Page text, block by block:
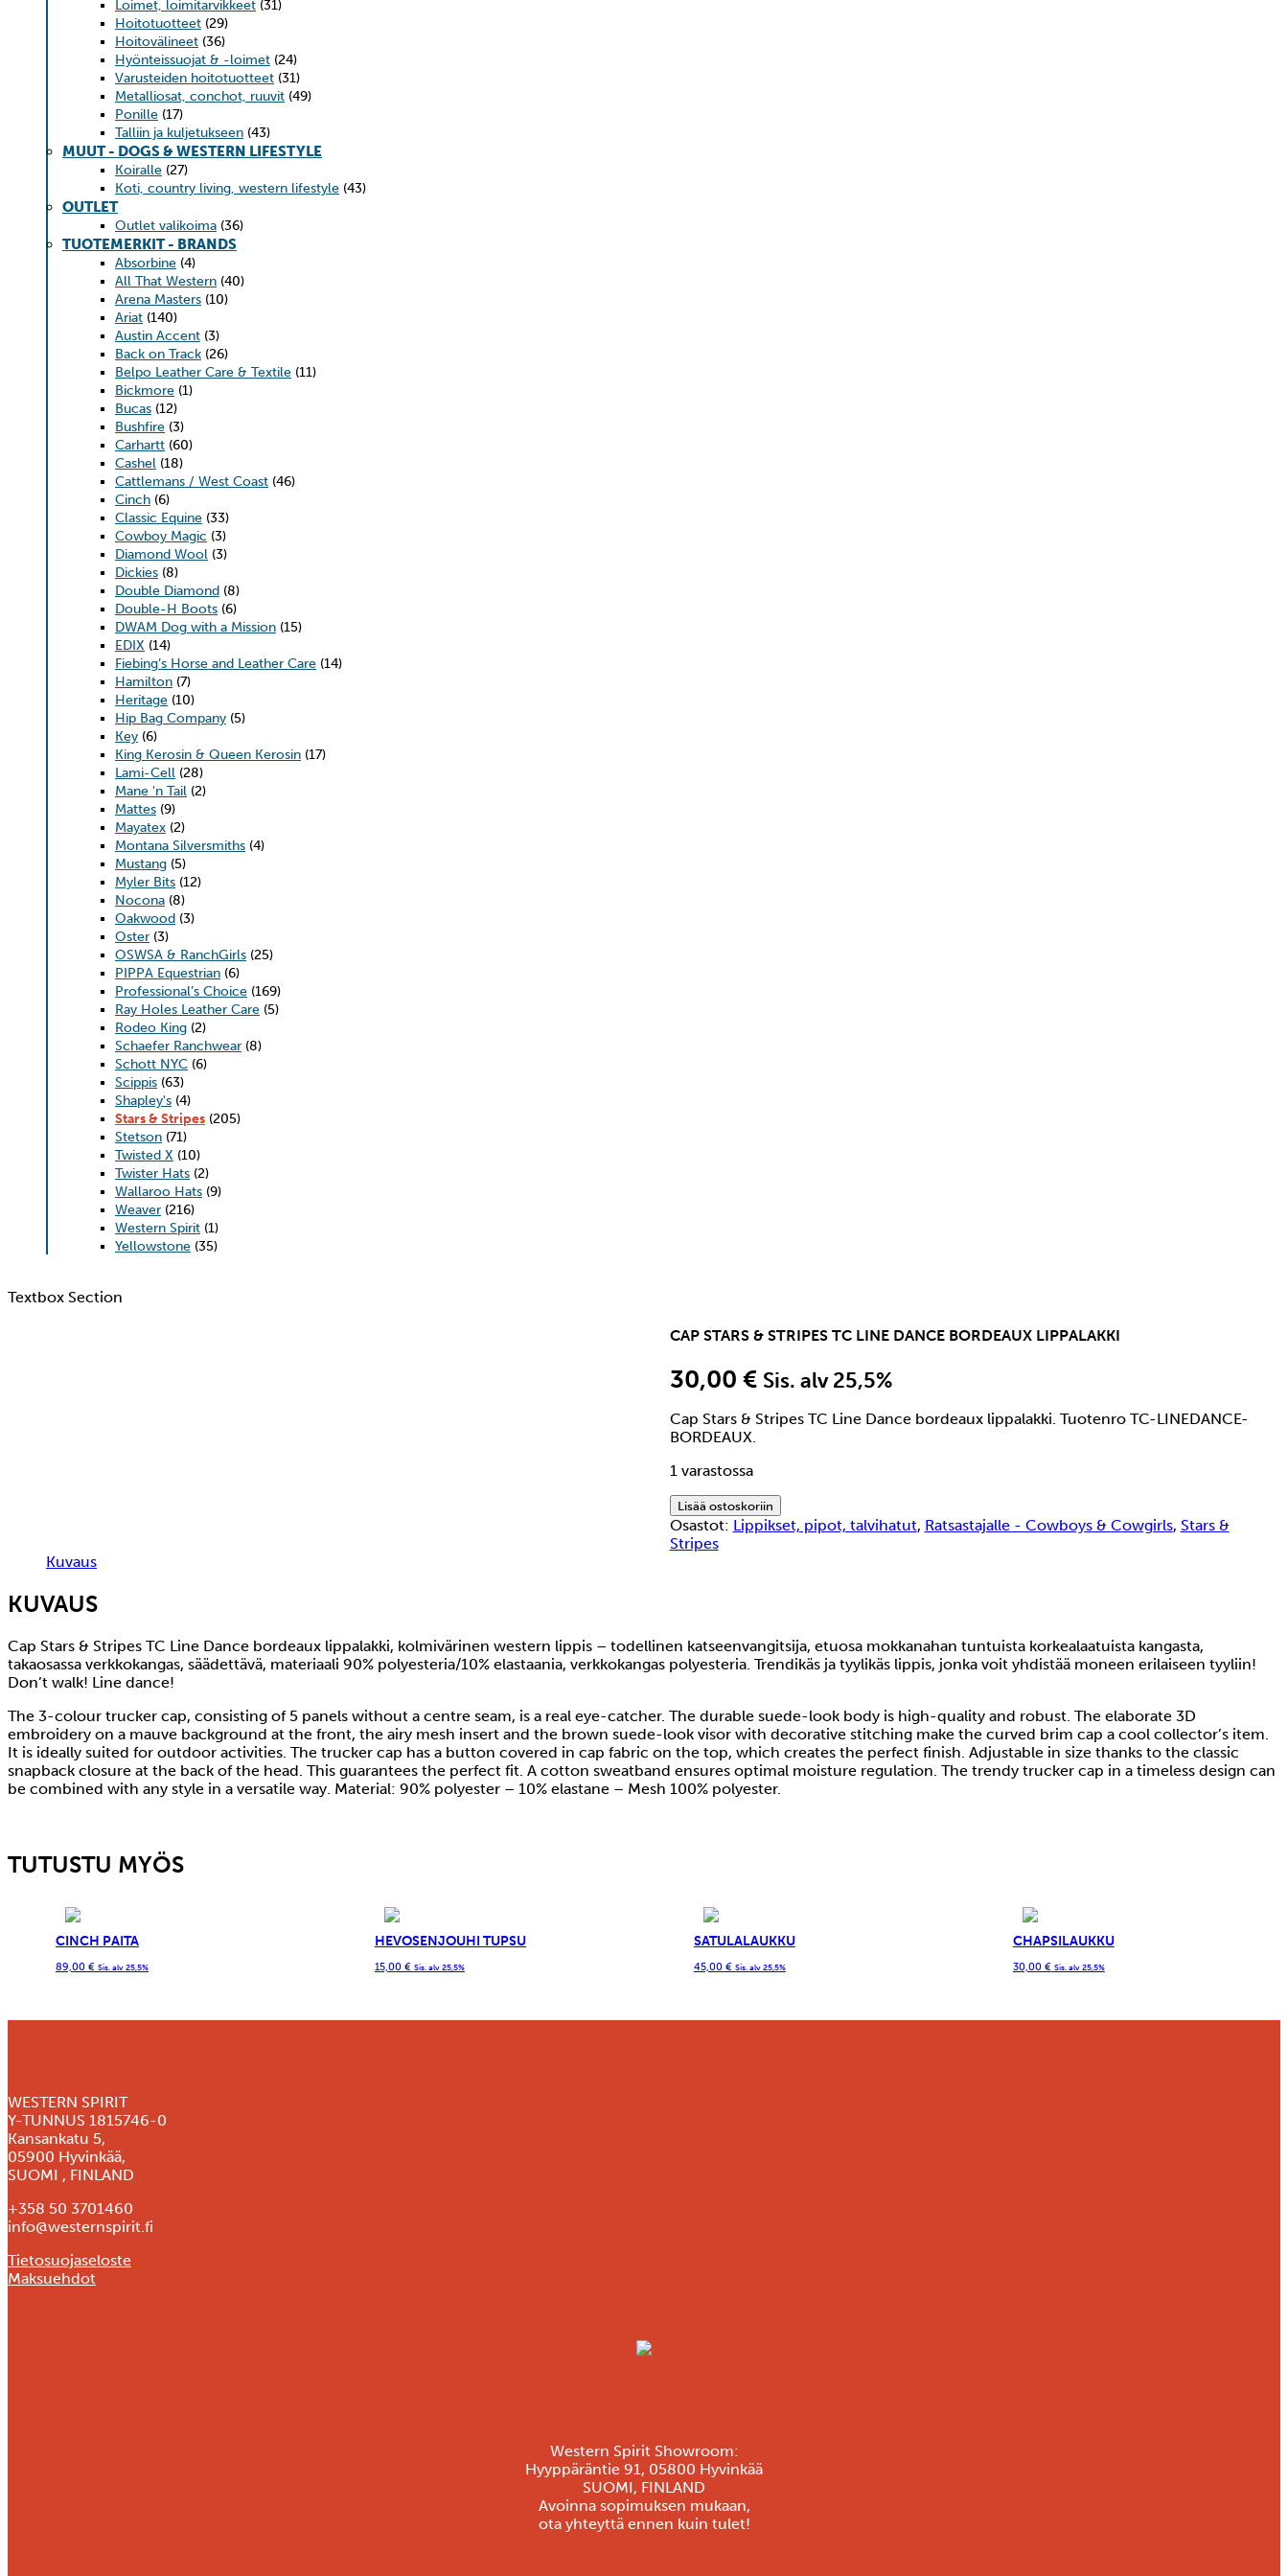
Loimet, loimitarvikkeet (31)
Hoitotuotteet (29)
Hoitovälineet (36)
Hyönteissuojat & -loimet (24)
Varusteiden hoitotuotteet (31)
Metalliosat, conchot, ruuvit (49)
Ponille (17)
Talliin ja kuljetukseen (43)
MUUT - DOGS & WESTERN LIFESTYLE
Koiralle (27)
Koti, country living, western lifestyle (43)
OUTLET
Outlet valikoima (36)
TUOTEMERKIT - BRANDS
Absorbine (4)
All That Western (40)
Arena Masters (10)
Ariat (140)
Austin Accent (3)
Back on Track (26)
Belpo Leather Care & Textile (11)
Bickmore (1)
Bucas (12)
Bushfire (3)
Carhartt (60)
Cashel (18)
Cattlemans / West Coast (46)
Cinch (6)
Classic Equine (33)
Cowboy Magic (3)
Diamond Wool (3)
Dickies (8)
Double Diamond (8)
Double-H Boots (6)
DWAM Dog with a Mission (15)
EDIX (14)
Fiebing’s Horse and Leather Care (14)
Hamilton (7)
Heritage (10)
Hip Bag Company (5)
Key (6)
King Kerosin & Queen Kerosin (17)
Lami-Cell (28)
Mane 'n Tail (2)
Mattes (9)
Mayatex (2)
Montana Silversmiths (4)
Mustang (5)
Myler Bits (12)
Nocona (8)
Oakwood (3)
Oster (3)
OSWSA & RanchGirls (25)
PIPPA Equestrian (6)
Professional’s Choice (169)
Ray Holes Leather Care (5)
Rodeo King (2)
Schaefer Ranchwear (8)
Schott NYC (6)
Scippis (63)
Shapley's (4)
Stars & Stripes (205)
Stetson (71)
Twisted X (10)
Twister Hats (2)
Wallaroo Hats (9)
Weaver (216)
Western Spirit (1)
Yellowstone (35)
Textbox Section
CAP STARS & STRIPES TC LINE DANCE BORDEAUX LIPPALAKKI
30,00 € Sis. alv 25,5%
Cap Stars & Stripes TC Line Dance bordeaux lippalakki. Tuotenro TC-LINEDANCE-
BORDEAUX.
1 varastossa
Cap
Stars
&
Stripes
lippalakki
määrä
Lisää ostoskoriin
Osastot: Lippikset, pipot, talvihatut, Ratsastajalle - Cowboys & Cowgirls, Stars &
Stripes
Kuvaus
KUVAUS
Cap Stars & Stripes TC Line Dance bordeaux lippalakki, kolmivärinen western lippis – todellinen katseenvangitsija, etuosa mokkanahan tuntuista korkealaatuista kangasta,
takaosassa verkkokangas, säädettävä, materiaali 90% polyesteria/10% elastaania, verkkokangas polyesteria. Trendikäs ja tyylikäs lippis, jonka voit yhdistää moneen erilaiseen tyyliin!
Don’t walk! Line dance!
The 3-colour trucker cap, consisting of 5 panels without a centre seam, is a real eye-catcher. The durable suede-look body is high-quality and robust. The elaborate 3D
embroidery on a mauve background at the front, the airy mesh insert and the brown suede-look visor with decorative stitching make the curved brim cap a cool collector’s item.
It is ideally suited for outdoor activities. The trucker cap has a button covered in cap fabric on the top, which creates the perfect finish. Adjustable in size thanks to the classic
snapback closure at the back of the head. This guarantees the perfect fit. A cotton sweatband ensures optimal moisture regulation. The trendy trucker cap in a timeless design can
be combined with any style in a versatile way. Material: 90% polyester – 10% elastane – Mesh 100% polyester.
TUTUSTU MYÖS
CINCH PAITA
89,00 € Sis. alv 25,5%
HEVOSENJOUHI TUPSU
15,00 € Sis. alv 25,5%
SATULALAUKKU
45,00 € Sis. alv 25,5%
CHAPSILAUKKU
30,00 € Sis. alv 25,5%
WESTERN SPIRIT
Y-TUNNUS 1815746-0
Kansankatu 5,
05900 Hyvinkää,
SUOMI , FINLAND
+358 50 3701460
info@westernspirit.fi
Tietosuojaseloste
Maksuehdot
Western Spirit Showroom:
Hyyppäräntie 91, 05800 Hyvinkää
SUOMI, FINLAND
Avoinna sopimuksen mukaan,
ota yhteyttä ennen kuin tulet!